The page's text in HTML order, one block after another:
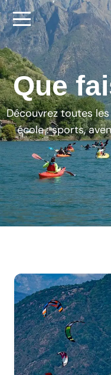
Que
Découvrez toutes
école : sports,